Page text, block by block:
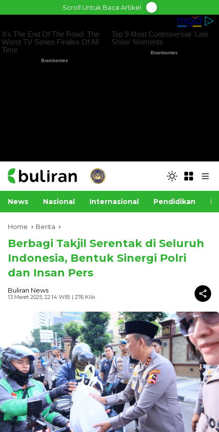
to
Scroll Untuk Baca Artikel
News Nasional Internasional Pendidikan
Home Berita
Berbagi Takjil Serentak di Seluruh
Indonesia, Bentuk Sinergi Polri
dan Insan Pers
Buliran News
13 Maret 2025, 22:14 WIB | 276 Klik